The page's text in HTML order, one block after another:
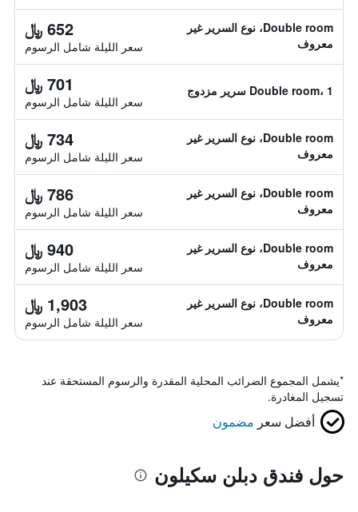
Double room، نوع السرير غير
معروف
652 ﷼
سعر الليلة شامل الرسوم
Double room، 1 سرير مزدوج 701 ﷼
سعر الليلة شامل الرسوم
Double room، نوع السرير غير
معروف
734 ﷼
سعر الليلة شامل الرسوم
Double room، نوع السرير غير
معروف
786 ﷼
سعر الليلة شامل الرسوم
Double room، نوع السرير غير
معروف
940 ﷼
سعر الليلة شامل الرسوم
Double room، نوع السرير غير
معروف
1,903 ﷼
سعر الليلة شامل الرسوم
*يشمل المجموع الضرائب المحلية المقدرة والرسوم المستحقة عند
تسجيل المغادرة.
أفضل سعر مضمون
حول فندق دبلن سكيلون